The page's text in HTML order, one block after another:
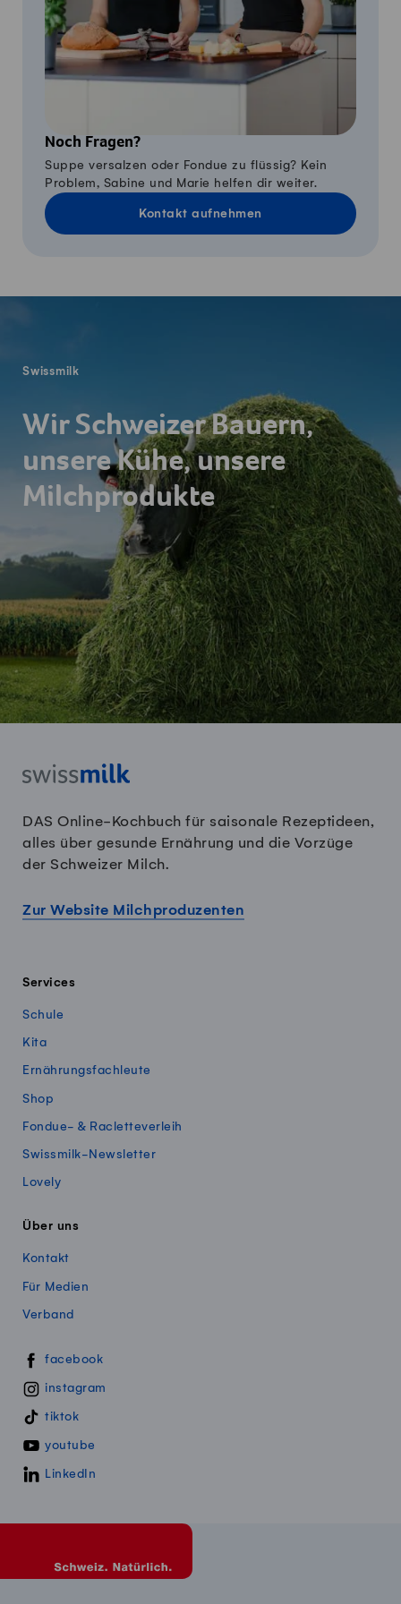
Noch Fragen?
Suppe versalzen oder Fondue zu flüssig? Kein
Problem, Sabine und Marie helfen dir weiter.
Kontakt aufnehmen
Swissmilk
Wir Schweizer Bauern,
unsere Kühe, unsere
Milchprodukte
DAS Online-Kochbuch für saisonale Rezeptideen,
alles über gesunde Ernährung und die Vorzüge
der Schweizer Milch.
Zur Website Milchproduzenten
Services
Schule
Kita
Ernährungsfachleute
Shop
Fondue- & Racletteverleih
Swissmilk-Newsletter
Lovely
Über uns
Kontakt
Für Medien
Verband
Swissmillk auf Social Media
facebook
instagram
tiktok
youtube
LinkedIn